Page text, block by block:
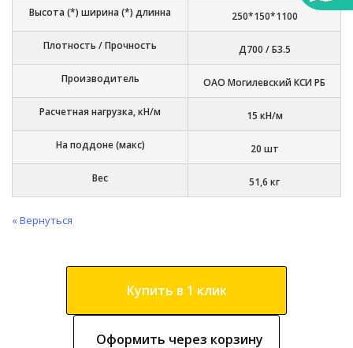
Высота (*) ширина (*) длинна 250*150*1100
Плотность / Прочность Д700 / Б3.5
Производитель ОАО Могилевский КСИ РБ
Расчетная нагрузка, кН/м 15 кН/м
На поддоне (макс) 20 шт
Вес 51,6 кг
« Вернуться
Купить в 1 клик
Оформить через корзину